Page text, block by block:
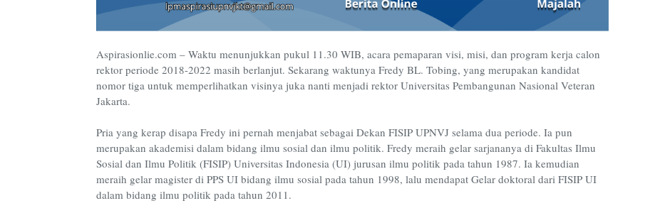
Aspirasionlie.com – Waktu menunjukkan pukul 11.30 WIB, acara pemaparan visi, misi, dan program kerja calon
rektor periode 2018-2022 masih berlanjut. Sekarang waktunya Fredy BL. Tobing, yang merupakan kandidat
nomor tiga untuk memperlihatkan visinya juka nanti menjadi rektor Universitas Pembangunan Nasional Veteran
Jakarta.
Pria yang kerap disapa Fredy ini pernah menjabat sebagai Dekan FISIP UPNVJ selama dua periode. Ia pun
merupakan akademisi dalam bidang ilmu sosial dan ilmu politik. Fredy meraih gelar sarjananya di Fakultas Ilmu
Sosial dan Ilmu Politik (FISIP) Universitas Indonesia (UI) jurusan ilmu politik pada tahun 1987. Ia kemudian
meraih gelar magister di PPS UI bidang ilmu sosial pada tahun 1998, lalu mendapat Gelar doktoral dari FISIP UI
dalam bidang ilmu politik pada tahun 2011.